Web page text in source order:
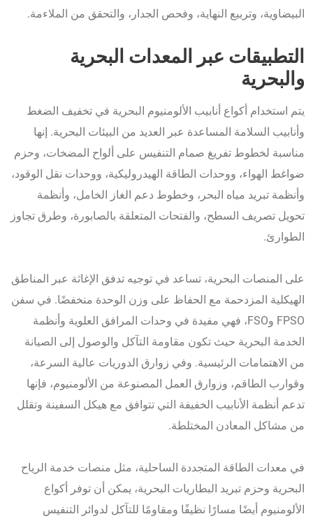
البيضاوية، وتربيع النهاية، وفحص الجدار، والتحقق من الملاءمة.
التطبيقات عبر المعدات البحرية
والبحرية
يتم استخدام أكواع أنابيب الألومنيوم البحرية في تخفيف الضغط
وأنابيب السلامة المساعدة عبر العديد من البيئات البحرية. إنها
مناسبة لخطوط تفريغ صمام التنفيس على ألواح المضخات، وحزم
ضواغط الهواء، ووحدات الطاقة الهيدروليكية، ووحدات نقل الوقود،
وأنظمة تبريد مياه البحر، وخطوط دعم الغاز الخامل، وأنظمة
تحويل تصريف السطح، والفتحات المتعلقة بالصابورة، وطرق تجاوز
الطوارئ.
على المنصات البحرية، تساعد في توجيه تدفق الإغاثة عبر المناطق
الهيكلية المزدحمة مع الحفاظ على وزن الوحدة منخفضًا. في سفن
FPSO وFSO، فهي مفيدة في وحدات المرافق العلوية وأنظمة
الخدمة البحرية حيث تكون مقاومة التآكل والوصول إلى الصيانة
من الاهتمامات الرئيسية. وفي زوارق الدوريات عالية السرعة،
وقوارب الطاقم، وزوارق العمل المصنوعة من الألومنيوم، فإنها
تدعم أنظمة الأنابيب الخفيفة التي تتوافق مع هيكل السفينة وتقلل
من مشاكل المعادن المختلطة.
في معدات الطاقة المتجددة الساحلية، مثل منصات خدمة الرياح
البحرية وحزم تبريد البطاريات البحرية، يمكن أن توفر أكواع
الألومنيوم أيضًا مسارًا نظيفًا ومقاومًا للتآكل لدوائر التنفيس